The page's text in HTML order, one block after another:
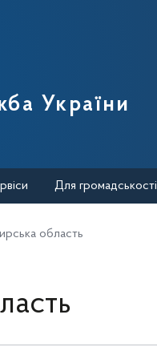
України
Для громадськості
область